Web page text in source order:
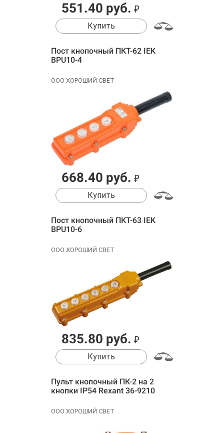
551.40 руб. ₽
Купить
Пост кнопочный ПКТ-62 IEK
BPU10-4
ООО ХОРОШИЙ СВЕТ
668.40 руб. ₽
Купить
Пост кнопочный ПКТ-63 IEK
BPU10-6
ООО ХОРОШИЙ СВЕТ
835.80 руб. ₽
Купить
Пульт кнопочный ПК-2 на 2
кнопки IP54 Rexant 36-9210
ООО ХОРОШИЙ СВЕТ